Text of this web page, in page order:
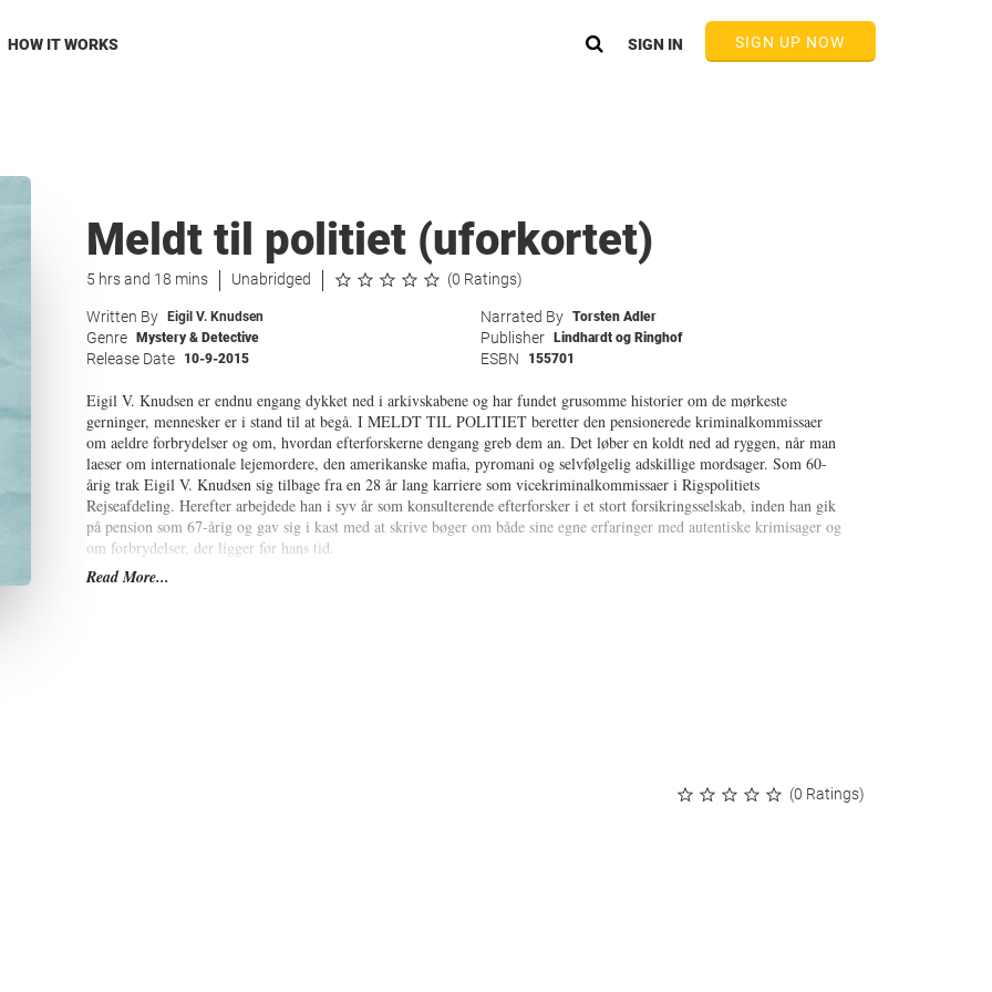
HOW IT WORKS SIGN UP NOW
SIGN IN
Meldt til politiet (uforkortet)
5 hrs and 18 mins Unabridged (0 Ratings)
Written By Eigil V. Knudsen Narrated By Torsten Adler
Genre Mystery & Detective Publisher Lindhardt og Ringhof
Release Date 10-9-2015 ESBN 155701
Eigil V. Knudsen er endnu engang dykket ned i arkivskabene og har fundet grusomme historier om de mørkeste
gerninger, mennesker er i stand til at begå. I MELDT TIL POLITIET beretter den pensionerede kriminalkommissaer
om aeldre forbrydelser og om, hvordan efterforskerne dengang greb dem an. Det løber en koldt ned ad ryggen, når man
laeser om internationale lejemordere, den amerikanske mafia, pyromani og selvfølgelig adskillige mordsager. Som 60-
årig trak Eigil V. Knudsen sig tilbage fra en 28 år lang karriere som vicekriminalkommissaer i Rigspolitiets
Rejseafdeling. Herefter arbejdede han i syv år som konsulterende efterforsker i et stort forsikringsselskab, inden han gik
på pension som 67-årig og gav sig i kast med at skrive bøger om både sine egne erfaringer med autentiske krimisager og
om forbrydelser, der ligger før hans tid.
Read More...
(0 Ratings)